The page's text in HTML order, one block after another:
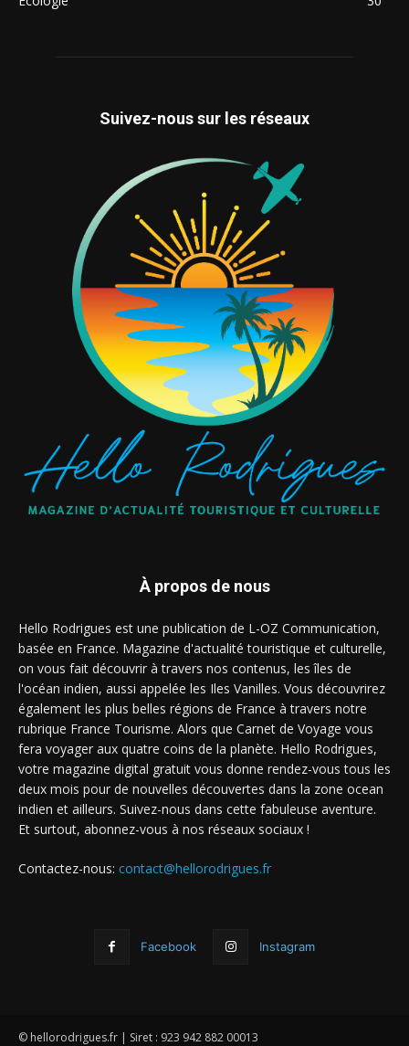
Suivez-nous sur les réseaux
À propos de nous
Hello Rodrigues est une publication de L-OZ Communication,
basée en France. Magazine d'actualité touristique et culturelle,
on vous fait découvrir à travers nos contenus, les îles de
l'océan indien, aussi appelée les Iles Vanilles. Vous découvrirez
également les plus belles régions de France à travers notre
rubrique France Tourisme. Alors que Carnet de Voyage vous
fera voyager aux quatre coins de la planète. Hello Rodrigues,
votre magazine digital gratuit vous donne rendez-vous tous les
deux mois pour de nouvelles découvertes dans la zone ocean
indien et ailleurs. Suivez-nous dans cette fabuleuse aventure.
Et surtout, abonnez-vous à nos réseaux sociaux !
Contactez-nous: contact@hellorodrigues.fr
Facebook Instagram
© hellorodrigues.fr | Siret : 923 942 882 00013